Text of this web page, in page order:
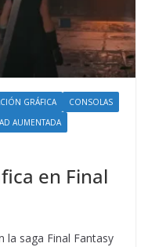
GRÁFICA
CONSOLAS
AUMENTADA
en Final
la saga Final Fantasy